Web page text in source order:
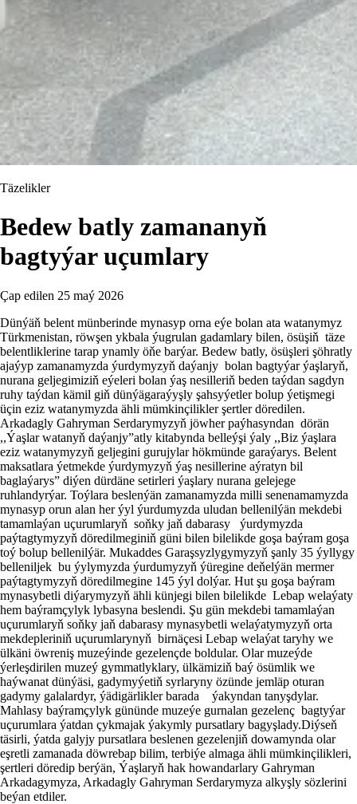
Täzelikler
Bedew batly zamananyň
bagtyýar uçumlary
Çap edilen 25 maý 2026
Dünýäň belent münberinde mynasyp orna eýe bolan ata watanymyz
Türkmenistan, röwşen ykbala ýugrulan gadamlary bilen, ösüşiň täze
belentliklerine tarap ynamly öňe barýar. Bedew batly, ösüşleri şöhratly
ajaýyp zamanamyzda ýurdymyzyň daýanjy bolan bagtyýar ýaşlaryň,
nurana geljegimiziň eýeleri bolan ýaş nesilleriň beden taýdan sagdyn
ruhy taýdan kämil giň dünýägaraýyşly şahsyýetler bolup ýetişmegi
üçin eziz watanymyzda ähli mümkinçilikler şertler döredilen.
Arkadagly Gahryman Serdarymyzyň jöwher paýhasyndan dörän
,,Ýaşlar watanyň daýanjy”atly kitabynda belleýşi ýaly ,,Biz ýaşlara
eziz watanymyzyň geljegini gurujylar hökmünde garaýarys. Belent
maksatlara ýetmekde ýurdymyzyň ýaş nesillerine aýratyn bil
baglaýarys” diýen dürdäne setirleri ýaşlary nurana gelejege
ruhlandyrýar. Toýlara beslenýän zamanamyzda milli senenamamyzda
mynasyp orun alan her ýyl ýurdumyzda uludan bellenilýän mekdebi
tamamlaýan uçurumlaryň soňky jaň dabarasy ýurdymyzda
paýtagtymyzyň döredilmeginiň güni bilen bilelikde goşa baýram goşa
toý bolup bellenilýär. Mukaddes Garaşsyzlygymyzyň şanly 35 ýyllygy
belleniljek bu ýylymyzda ýurdumyzyň ýüregine deňelýän mermer
paýtagtymyzyň döredilmegine 145 ýyl dolýar. Hut şu goşa baýram
mynasybetli diýarymyzyň ähli künjegi bilen bilelikde Lebap welaýaty
hem baýramçylyk lybasyna beslendi. Şu gün mekdebi tamamlaýan
uçurumlaryň soňky jaň dabarasy mynasybetli welaýatymyzyň orta
mekdepleriniň uçurumlarynyň birnäçesi Lebap welaýat taryhy we
ülkäni öwreniş muzeýinde gezelençde boldular. Olar muzeýde
ýerleşdirilen muzeý gymmatlyklary, ülkämiziň baý ösümlik we
haýwanat dünýäsi, gadymyýetiň syrlaryny özünde jemläp oturan
gadymy galalardyr, ýädigärlikler barada ýakyndan tanyşdylar.
Mahlasy baýramçylyk gününde muzeýe gurnalan gezelenç bagtyýar
uçurumlara ýatdan çykmajak ýakymly pursatlary bagyşlady.Diýseň
täsirli, ýatda galyjy pursatlara beslenen gezelenjiň dowamynda olar
eşretli zamanada döwrebap bilim, terbiýe almaga ähli mümkinçilikleri,
şertleri döredip berýän, Ýaşlaryň hak howandarlary Gahryman
Arkadagymyza, Arkadagly Gahryman Serdarymyza alkyşly sözlerini
beýan etdiler.